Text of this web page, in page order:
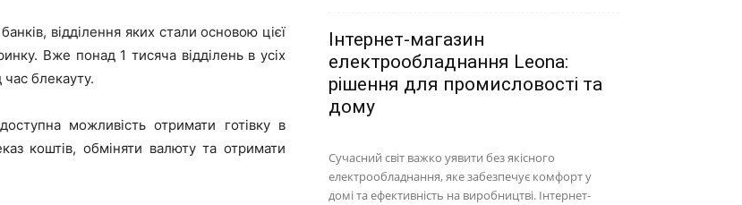
відділення яких стали основою цієї
Вже понад 1 тисяча відділень в усіх
час блекауту.
можливість отримати готівку в
коштів, обміняти валюту та отримати
Інтернет-магазин
електрообладнання Leona:
рішення для промисловості та
дому
Сучасний світ важко уявити без якісного
електрообладнання, яке забезпечує комфорт у
домі та ефективність на виробництві. Інтернет-